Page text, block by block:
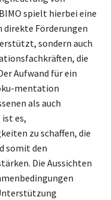
spielt hierbei eine
direkte Förderungen
sondern auch
die
Aufwand für ein
mentation
als auch
es,
zu schaffen, die
somit den
Die Aussichten